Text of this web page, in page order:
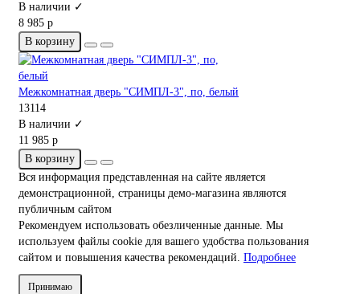
В наличии ✓
8 985 р
В корзину
Межкомнатная дверь "СИМПЛ-3", по, белый
13114
В наличии ✓
11 985 р
В корзину
Вся информация представленная на сайте является
демонстрационной, страницы демо-магазина являются
публичным сайтом
Рекомендуем использовать обезличенные данные. Мы
используем файлы cookie для вашего удобства пользования
сайтом и повышения качества рекомендаций. Подробнее
Принимаю